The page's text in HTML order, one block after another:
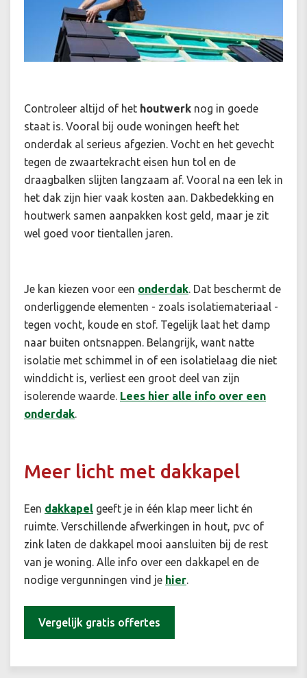
Controleer altijd of het houtwerk nog in goede
staat is. Vooral bij oude woningen heeft het
onderdak al serieus afgezien. Vocht en het gevecht
tegen de zwaartekracht eisen hun tol en de
draagbalken slijten langzaam af. Vooral na een lek in
het dak zijn hier vaak kosten aan. Dakbedekking en
houtwerk samen aanpakken kost geld, maar je zit
wel goed voor tientallen jaren.
Je kan kiezen voor een onderdak. Dat beschermt de
onderliggende elementen - zoals isolatiemateriaal -
tegen vocht, koude en stof. Tegelijk laat het damp
naar buiten ontsnappen. Belangrijk, want natte
isolatie met schimmel in of een isolatielaag die niet
winddicht is, verliest een groot deel van zijn
isolerende waarde. Lees hier alle info over een
onderdak.
Meer licht met dakkapel
Een dakkapel geeft je in één klap meer licht én
ruimte. Verschillende afwerkingen in hout, pvc of
zink laten de dakkapel mooi aansluiten bij de rest
van je woning. Alle info over een dakkapel en de
nodige vergunningen vind je hier.
Vergelijk gratis offertes